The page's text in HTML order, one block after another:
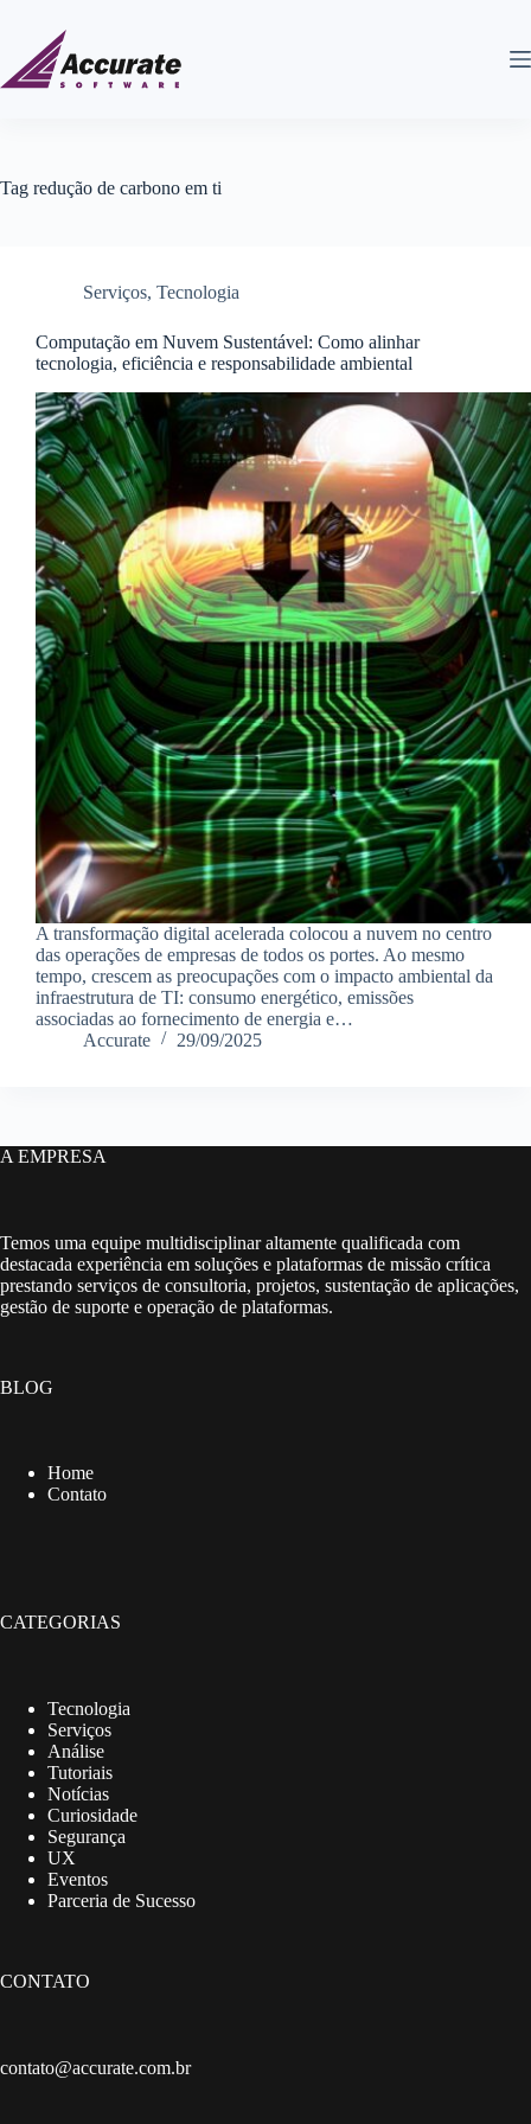
Tag redução de carbono em ti
Serviços, Tecnologia
Computação em Nuvem Sustentável: Como alinhar
tecnologia, eficiência e responsabilidade ambiental
A transformação digital acelerada colocou a nuvem no centro
das operações de empresas de todos os portes. Ao mesmo
tempo, crescem as preocupações com o impacto ambiental da
infraestrutura de TI: consumo energético, emissões
associadas ao fornecimento de energia e…
Accurate
29/09/2025
A EMPRESA
Temos uma equipe multidisciplinar altamente qualificada com
destacada experiência em soluções e plataformas de missão crítica
prestando serviços de consultoria, projetos, sustentação de aplicações,
gestão de suporte e operação de plataformas.
BLOG
Home
Contato
CATEGORIAS
Tecnologia
Serviços
Análise
Tutoriais
Notícias
Curiosidade
Segurança
UX
Eventos
Parceria de Sucesso
CONTATO
contato@accurate.com.br